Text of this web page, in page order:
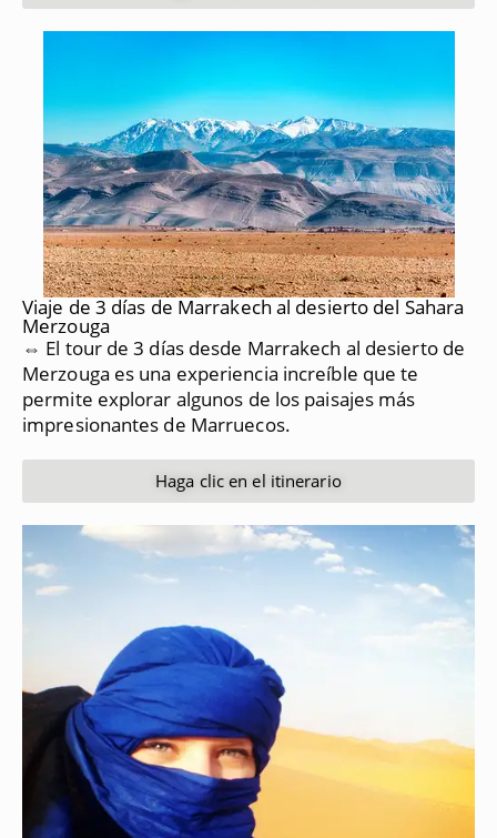
Viaje de 3 días de Marrakech al desierto del Sahara
Merzouga
⇔ El tour de 3 días desde Marrakech al desierto de
Merzouga es una experiencia increíble que te
permite explorar algunos de los paisajes más
impresionantes de Marruecos.
Haga clic en el itinerario